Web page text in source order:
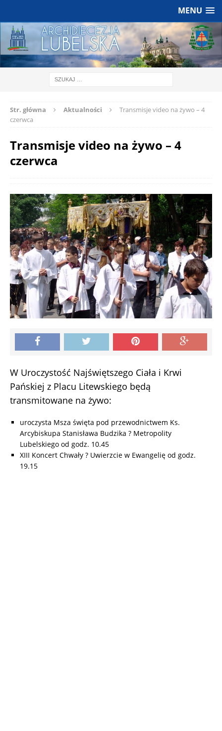
MENU
Str. główna Aktualności
Transmisje video na żywo – 4
czerwca
Transmisje video na żywo – 4
czerwca
W Uroczystość Najświętszego Ciała i Krwi
Pańskiej z Placu Litewskiego będą
transmitowane na żywo:
uroczysta Msza święta pod przewodnictwem Ks.
Arcybiskupa Stanisława Budzika ? Metropolity
Lubelskiego od godz. 10.45
XIII Koncert Chwały ? Uwierzcie w Ewangelię od godz.
19.15